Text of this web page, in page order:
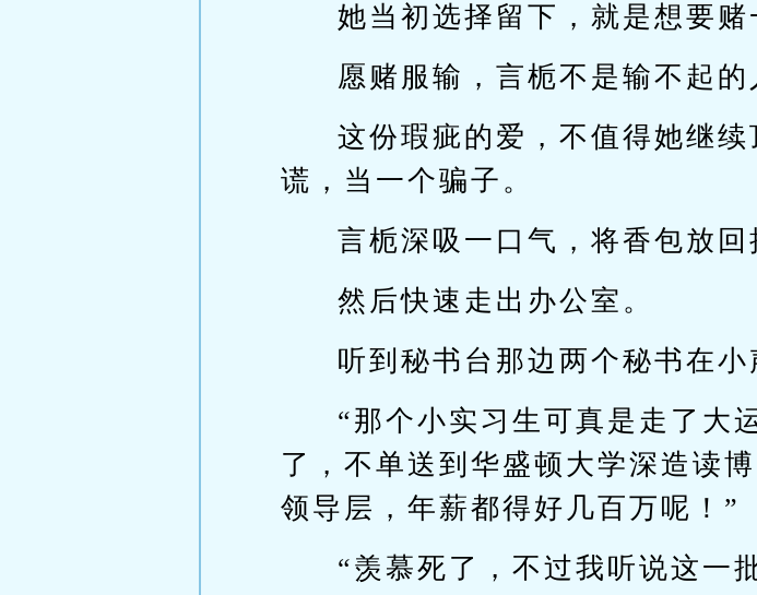
她当初选择留下，就是想要赌
愿赌服输，言栀不是输不起的
这份瑕疵的爱，不值得她继
谎，当一个骗子。
言栀深吸一口气，将香包放回
然后快速走出办公室。
听到秘书台那边两个秘书在小
“那个小实习生可真是走了大
了，不单送到华盛顿大学深造读
领导层，年薪都得好几百万呢！”
“羡慕死了，不过我听说这一